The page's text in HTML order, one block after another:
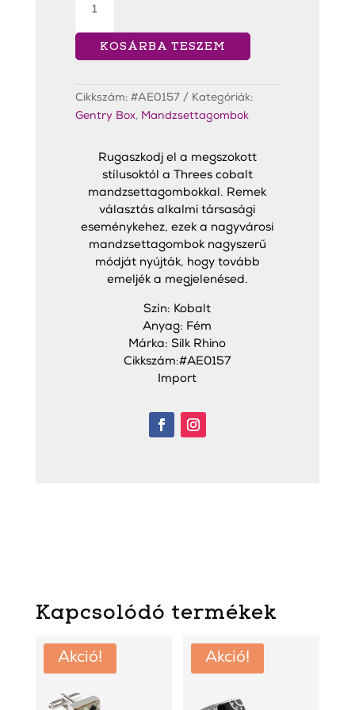
Cobalt
mennyiség
KOSÁRBA TESZEM
Cikkszám: #AE0157
Kategóriák:
Gentry Box, Mandzsettagombok
Rugaszkodj el a megszokott
stílusoktól a Threes cobalt
mandzsettagombokkal. Remek
választás alkalmi társasági
eseménykehez, ezek a nagyvárosi
mandzsettagombok nagyszerű
módját nyújták, hogy tovább
emeljék a megjelenésed.
Szín: Kobalt
Anyag: Fém
Márka: Silk Rhino
Cikkszám:#AE0157
Import
Kapcsolódó termékek
Akció! Akció!